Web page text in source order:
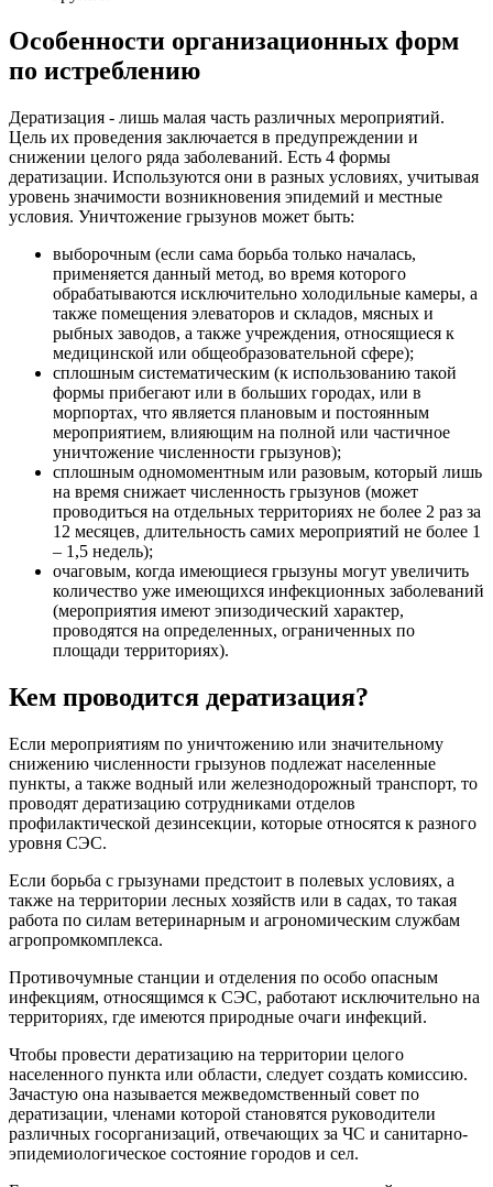
Особенности организационных форм
по истреблению
Дератизация - лишь малая часть различных мероприятий.
Цель их проведения заключается в предупреждении и
снижении целого ряда заболеваний. Есть 4 формы
дератизации. Используются они в разных условиях, учитывая
уровень значимости возникновения эпидемий и местные
условия. Уничтожение грызунов может быть:
выборочным (если сама борьба только началась,
применяется данный метод, во время которого
обрабатываются исключительно холодильные камеры, а
также помещения элеваторов и складов, мясных и
рыбных заводов, а также учреждения, относящиеся к
медицинской или общеобразовательной сфере);
сплошным систематическим (к использованию такой
формы прибегают или в больших городах, или в
морпортах, что является плановым и постоянным
мероприятием, влияющим на полной или частичное
уничтожение численности грызунов);
сплошным одномоментным или разовым, который лишь
на время снижает численность грызунов (может
проводиться на отдельных территориях не более 2 раз за
12 месяцев, длительность самих мероприятий не более 1
– 1,5 недель);
очаговым, когда имеющиеся грызуны могут увеличить
количество уже имеющихся инфекционных заболеваний
(мероприятия имеют эпизодический характер,
проводятся на определенных, ограниченных по
площади территориях).
Кем проводится дератизация?
Если мероприятиям по уничтожению или значительному
снижению численности грызунов подлежат населенные
пункты, а также водный или железнодорожный транспорт, то
проводят дератизацию сотрудниками отделов
профилактической дезинсекции, которые относятся к разного
уровня СЭС.
Если борьба с грызунами предстоит в полевых условиях, а
также на территории лесных хозяйств или в садах, то такая
работа по силам ветеринарным и агрономическим службам
агропромкомплекса.
Противочумные станции и отделения по особо опасным
инфекциям, относящимся к СЭС, работают исключительно на
территориях, где имеются природные очаги инфекций.
Чтобы провести дератизацию на территории целого
населенного пункта или области, следует создать комиссию.
Зачастую она называется межведомственный совет по
дератизации, членами которой становятся руководители
различных госорганизаций, отвечающих за ЧС и санитарно-
эпидемиологическое состояние городов и сел.